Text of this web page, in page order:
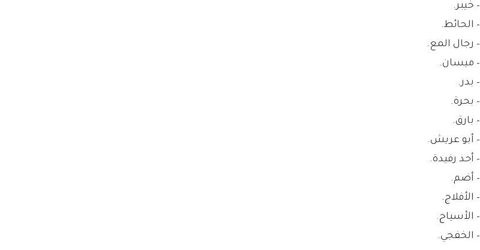
– خيبر.
– الحائط.
– رجال المع.
– ميسان.
– بدر.
– بحرة.
– بارق.
– أبو عريش.
– أحد رفيدة.
– أضم.
– الأفلاج.
– الأسياح.
– الخفجي.